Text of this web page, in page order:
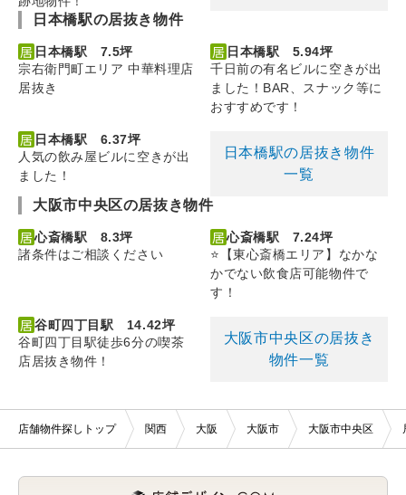
日本橋駅の居抜き物件
日本橋駅 7.5坪
宗右衛門町エリア 中華料理店
居抜き
日本橋駅 5.94坪
千日前の有名ビルに空きが出
ました！BAR、スナック等に
おすすめです！
日本橋駅 6.37坪
人気の飲み屋ビルに空きが出
ました！
日本橋駅の居抜き物件
一覧
大阪市中央区の居抜き物件
心斎橋駅 8.3坪
諸条件はご相談ください
心斎橋駅 7.24坪
⭐【東心斎橋エリア】なかな
かでない飲食店可能物件で
す！
谷町四丁目駅 14.42坪
谷町四丁目駅徒歩6分の喫茶
店居抜き物件！
大阪市中央区の居抜き
物件一覧
店舗物件探しトップ 関西 大阪 大阪市 大阪市中央区